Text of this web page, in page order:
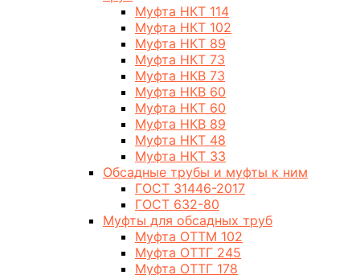
Муфта НКТ 114
Муфта НКТ 102
Муфта НКТ 89
Муфта НКТ 73
Муфта НКВ 73
Муфта НКВ 60
Муфта НКТ 60
Муфта НКВ 89
Муфта НКТ 48
Муфта НКТ 33
Обсадные трубы и муфты к ним
ГОСТ 31446-2017
ГОСТ 632-80
Муфты для обсадных труб
Муфта ОТТМ 102
Муфта ОТТГ 245
Муфта ОТТГ 178